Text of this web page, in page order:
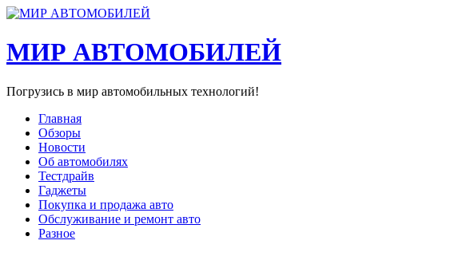
Перейти
содержимому
МИР АВТОМОБИЛЕЙ
Погрузись в мир автомобильных технологий!
Главная
Обзоры
Новости
Об автомобилях
Тестдрайв
Гаджеты
Покупка и продажа авто
Обслуживание и ремонт авто
Разное